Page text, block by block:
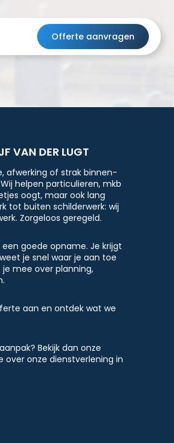
Offerte aanvragen
VAN DER LUGT
afwerking of strak binnen-
helpen particulieren, mkb
oogt, maar ook lang
tot buiten schilderwerk: wij
Zorgeloos geregeld.
goede opname. Je krijgt
je snel waar je aan toe
mee over planning,
aan en ontdek wat we
Bekijk dan onze
onze dienstverlening in